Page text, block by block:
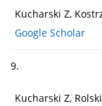
Kucharski Z,
Google Scholar
9.
Kucharski Z,